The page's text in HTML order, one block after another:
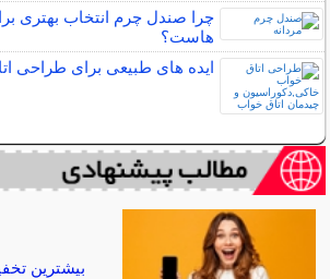
چرا صندل چرم انتخاب بهتری
هاست؟
ایده های طبیعی برای طراحی
بیشترین